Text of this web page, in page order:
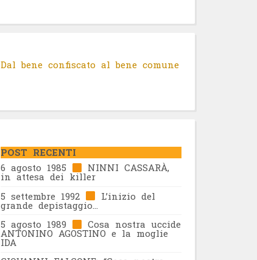
Dal bene confiscato al bene comune
POST RECENTI
6 agosto 1985
NINNI CASSARÀ,
in attesa dei killer
5 settembre 1992
L’inizio del
grande depistaggio…
5 agosto 1989
Cosa nostra uccide
ANTONINO AGOSTINO e la moglie
IDA